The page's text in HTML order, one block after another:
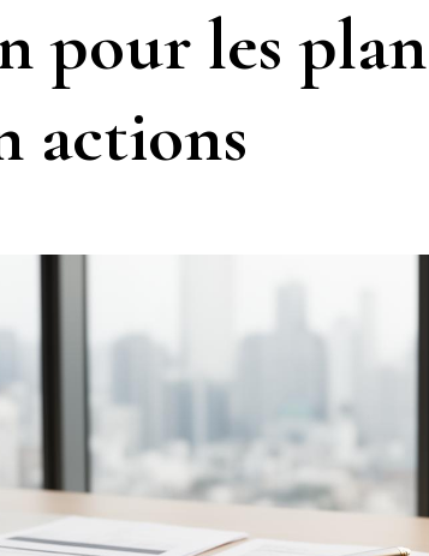
pour les
actions